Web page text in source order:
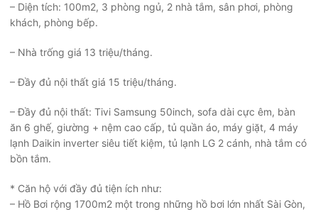
– Diện tích: 100m2, 3 phòng ngủ, 2 nhà tắm, sân phơi, phòng
khách, phòng bếp.
– Nhà trống giá 13 triệu/tháng.
– Đầy đủ nội thất giá 15 triệu/tháng.
– Đầy đủ nội thất: Tivi Samsung 50inch, sofa dài cực êm, bàn
ăn 6 ghế, giường + nệm cao cấp, tủ quần áo, máy giặt, 4 máy
lạnh Daikin inverter siêu tiết kiệm, tủ lạnh LG 2 cánh, nhà tắm có
bồn tắm.
* Căn hộ với đầy đủ tiện ích như:
– Hồ Bơi rộng 1700m2 một trong những hồ bơi lớn nhất Sài Gòn,